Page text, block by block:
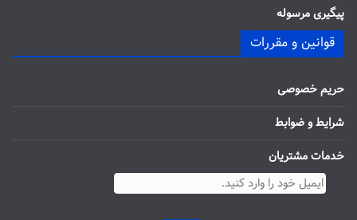
پیگیری مرسوله
قوانین و مقررات
حریم خصوصی
شرایط و ضوابط
خدمات مشتریان